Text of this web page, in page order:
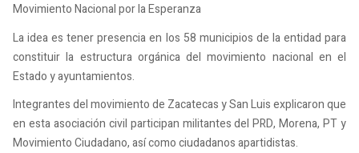
Movimiento Nacional por la Esperanza
La idea es tener presencia en los 58 municipios de la entidad para
constituir la estructura orgánica del movimiento nacional en el
Estado y ayuntamientos.
Integrantes del movimiento de Zacatecas y San Luis explicaron que
en esta asociación civil participan militantes del PRD, Morena, PT y
Movimiento Ciudadano, así como ciudadanos apartidistas.